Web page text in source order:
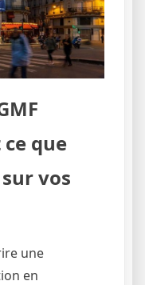
que
vos
une
en